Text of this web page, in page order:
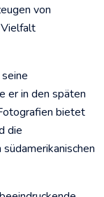
von
Vielfalt
er in den späten
bietet
die